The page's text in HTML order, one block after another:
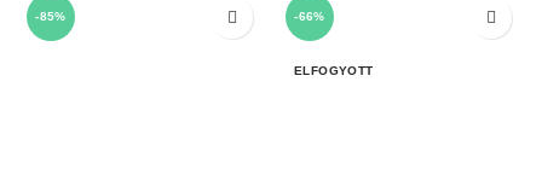
-85% -66%
ELFOGYOTT